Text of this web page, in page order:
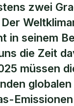
zwei
in seinem
die Zeit
müssen
globalen